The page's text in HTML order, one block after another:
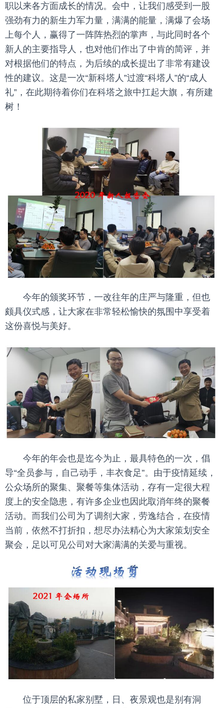
职以来各方面成长的情况。会中，让我们感受到一股
强劲有力的新生力军力量，满满的能量，满爆了会场
上每个人，赢得了一阵阵热烈的掌声，与此同时各个
新人的主要指导人，也对他们作出了中肯的简评，并
对根据他们的特点，为后续的成长提出了非常有建设
性的建议。这是一次“新科塔人”过渡“科塔人”的“成人
礼”，在此期待着你们在科塔之旅中扛起大旗，有所建
树！
今年的颁奖环节，一改往年的庄严与隆重，但也
颇具仪式感，让大家在非常轻松愉快的氛围中享受着
这份喜悦与美好。
今年的年会也是迄今为止，最具特色的一次，倡
导“全员参与，自己动手，丰衣食足”。由于疫情延续，
公众场所的聚集、聚餐等集体活动，存有一定很大程
度上的安全隐患，有许多企业也因此取消年终的聚餐
活动。而我们公司为了调剂大家，劳逸结合，在疫情
当前，依然不打折扣，想尽办法精心为大家策划安全
聚会，足以可见公司对大家满满的关爱与重视。
位于顶层的私家别墅，日、夜景观也是别有洞